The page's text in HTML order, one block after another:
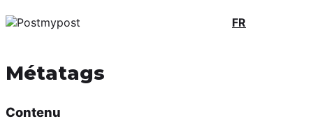
FR
Métatags
Contenu